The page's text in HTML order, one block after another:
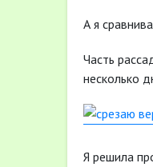
А я
Часть
несколько
Я решила